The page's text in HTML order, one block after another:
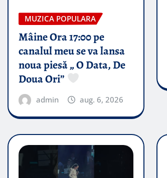
MUZICA POPULARA
Mâine Ora 17:00 pe
canalul meu se va lansa
noua piesă „ O Data, De
Doua Ori”
admin aug. 6, 2026